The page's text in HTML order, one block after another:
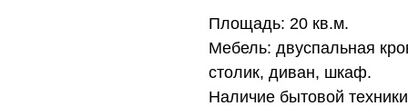
Площадь: 20 кв.м.
Мебель: двуспальная
столик, диван, шкаф.
Наличие бытовой